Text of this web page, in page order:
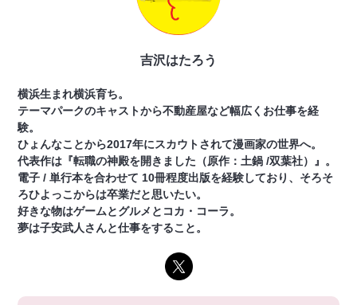
吉沢はたろう
横浜生まれ横浜育ち。
テーマパークのキャストから不動産屋など幅広くお仕事を経
験。
ひょんなことから2017年にスカウトされて漫画家の世界へ。
代表作は『転職の神殿を開きました（原作：土鍋 /双葉社）』。
電子 / 単行本を合わせて 10冊程度出版を経験しており、そろそ
ろひよっこからは卒業だと思いたい。
好きな物はゲームとグルメとコカ・コーラ。
夢は子安武人さんと仕事をすること。